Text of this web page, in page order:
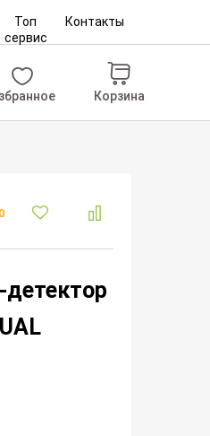
Топ
сервис
Контакты
Корзина
детектор